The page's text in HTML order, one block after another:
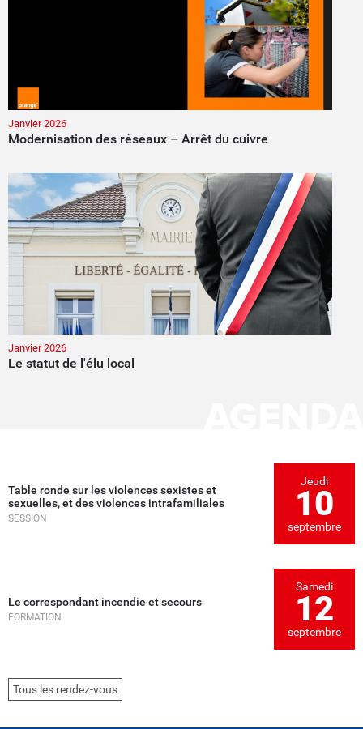
Janvier 2026
Modernisation des réseaux – Arrêt du cuivre
Janvier 2026
Le statut de l'élu local
Table ronde sur les violences sexistes et
sexuelles, et des violences intrafamiliales
SESSION
Jeudi
10
septembre
Le correspondant incendie et secours
FORMATION
Samedi
12
septembre
Tous les rendez-vous